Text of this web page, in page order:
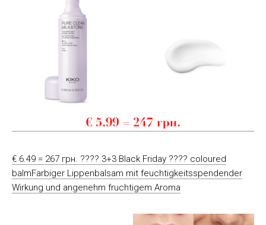
€ 6.49 = 267 грн. ???? 3+3 Black Friday ???? coloured
balmFarbiger Lippenbalsam mit feuchtigkeitsspendender
Wirkung und angenehm fruchtigem Aroma